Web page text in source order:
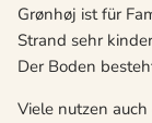
Grønhøj ist für
Strand sehr
Der Boden
Viele nutzen